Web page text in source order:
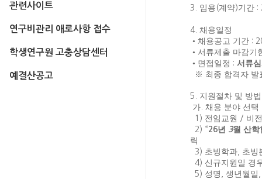
관련사이트
연구비관리 애로사항 접수
학생연구원 고충상담센터
예결산공고
3. 임용 (계약)기간 :
4. 채용일정
• 채용공고 기간 :
• 서류제출 마감기
• 면접일정 : 서류
※ 최종 합격자
5. 지원절차 및 방
가 채용 분야 선택
1) 전임교원 / 비
2) “26년 3월 산학
릭
3) 초빙학과 초빙
4) 신규지원일 경
5) 성명 생년월일